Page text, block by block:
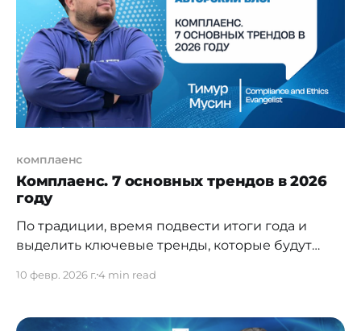
интеграции в глобальную финансовую систему.
Сегодня во Вьетнаме работает почти 50 банков,
включая государственные коммерческие
банки,
комплаенс
Комплаенс. 7 основных трендов в 2026
году
По традиции, время подвести итоги года и
выделить ключевые тренды, которые будут
в Казахстане и мире, по моему субъективному
архитектуре устойчивости бизнеса. К 2026 году
10 февр. 2026 г.4 min read